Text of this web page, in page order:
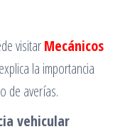
visitarMecánicos
la importancia
de averías.
vehicular